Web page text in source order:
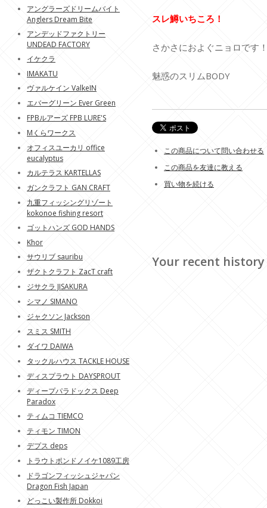
スレ鱒いちころ！
さかさにおよぐニョロです
魅惑のスリムBODY
この商品について問い合わせる
この商品を友達に教える
買い物を続ける
Your recent history
アングラーズドリームバイト
Anglers Dream Bite
アンデッドファクトリー
UNDEAD FACTORY
イケクラ
IMAKATU
ヴァルケイン ValkeIN
エバーグリーン Ever Green
FPBルアーズ FPB LURE'S
Mくらワークス
オフィスユーカリ office
eucalyptus
カルテラス KARTELLAS
ガンクラフト GAN CRAFT
九重フィッシングリゾート
kokonoe fishing resort
ゴットハンズ GOD HANDS
Khor
サウリブ sauribu
ザクトクラフト ZacT craft
ジサクラ JISAKURA
シマノ SIMANO
ジャクソン Jackson
スミス SMITH
ダイワ DAIWA
タックルハウス TACKLE HOUSE
ディスプラウト DAYSPROUT
ディープパラドックス Deep
Paradox
ティムコ TIEMCO
ティモン TIMON
デプス deps
トラウトポンドノイケ1089工房
ドラゴンフィッシュジャパン
Dragon Fish Japan
どっこい製作所 Dokkoi